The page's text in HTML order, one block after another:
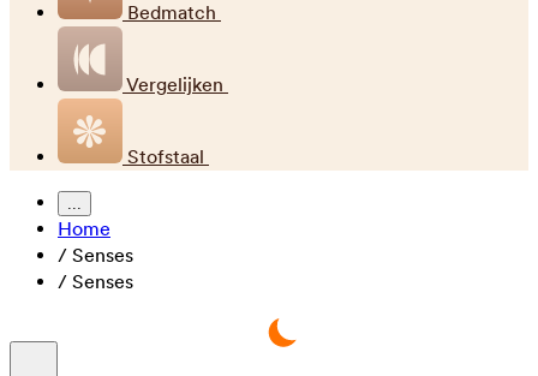
Bedmatch
Vergelijken
Stofstaal
...
Home
/ Senses
/ Senses